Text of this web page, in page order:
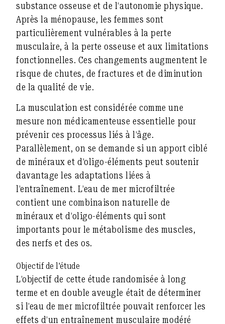
substance osseuse et de l’autonomie physique.
Après la ménopause, les femmes sont
particulièrement vulnérables à la perte
musculaire, à la perte osseuse et aux limitations
fonctionnelles. Ces changements augmentent le
risque de chutes, de fractures et de diminution
de la qualité de vie.
La musculation est considérée comme une
mesure non médicamenteuse essentielle pour
prévenir ces processus liés à l’âge.
Parallèlement, on se demande si un apport ciblé
de minéraux et d’oligo-éléments peut soutenir
davantage les adaptations liées à
l’entraînement. L’eau de mer microfiltrée
contient une combinaison naturelle de
minéraux et d’oligo-éléments qui sont
importants pour le métabolisme des muscles,
des nerfs et des os.
Objectif de l’étude
L’objectif de cette étude randomisée à long
terme et en double aveugle était de déterminer
si l’eau de mer microfiltrée pouvait renforcer les
effets d’un entraînement musculaire modéré